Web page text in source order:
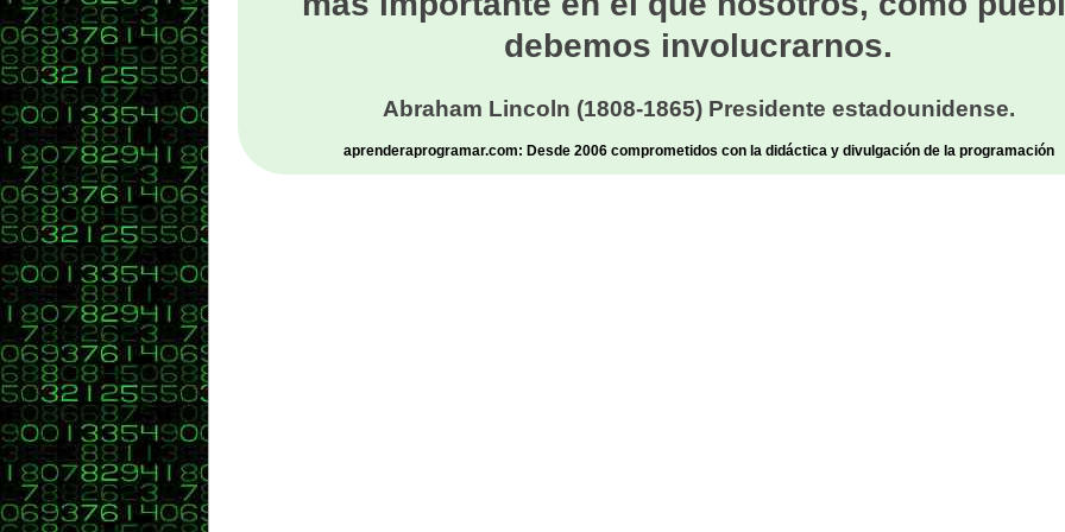
debemos involucrarnos.
Abraham Lincoln (1808-1865) Presidente estadounidense.
aprenderaprogramar.com: Desde 2006 comprometidos con la didáctica y divulgación de la programación